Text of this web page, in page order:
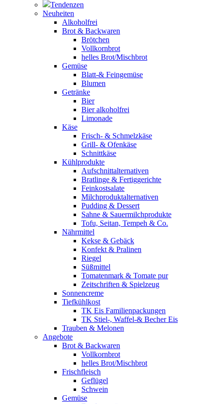
Tendenzen
Neuheiten
Alkoholfrei
Brot & Backwaren
Brötchen
Vollkornbrot
helles Brot/Mischbrot
Gemüse
Blatt-& Feingemüse
Blumen
Getränke
Bier
Bier alkoholfrei
Limonade
Käse
Frisch- & Schmelzkäse
Grill- & Ofenkäse
Schnittkäse
Kühlprodukte
Aufschnittalternativen
Bratlinge & Fertiggerichte
Feinkostsalate
Milchproduktalternativen
Pudding & Dessert
Sahne & Sauermilchprodukte
Tofu, Seitan, Tempeh & Co.
Nährmittel
Kekse & Gebäck
Konfekt & Pralinen
Riegel
Süßmittel
Tomatenmark & Tomate pur
Zeitschriften & Spielzeug
Sonnencreme
Tiefkühlkost
TK Eis Familienpackungen
TK Stiel-, Waffel-& Becher Eis
Trauben & Melonen
Angebote
Brot & Backwaren
Vollkornbrot
helles Brot/Mischbrot
Frischfleisch
Geflügel
Schwein
Gemüse